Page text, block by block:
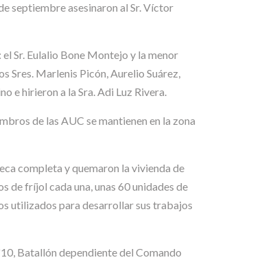
septiembre asesinaron al Sr. Víctor
Sr. Eulalio Bone Montejo y la menor
Sres. Marlenis Picón, Aurelio Suárez,
e hirieron a la Sra. Adi Luz Rivera.
de las AUC se mantienen en la zona
completa y quemaron la vivienda de
de fríjol cada una, unas 60 unidades de
utilizados para desarrollar sus trabajos
Batallón dependiente del Comando